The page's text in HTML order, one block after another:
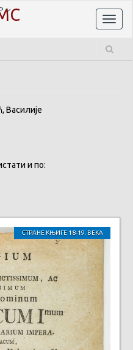
Василије
и по:
СТРАНЕ КЊИГЕ 18-19. ВЕКА